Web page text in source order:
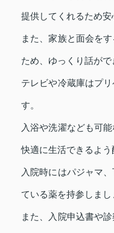
提供してくれるため安
また、家族と面会を
ため、ゆっくり話がで
テレビや冷蔵庫はプ
す。
入浴や洗濯なども可
快適に生活できるよう
入院時にはパジャマ
ている薬を持参しまし
また、入院申込書や